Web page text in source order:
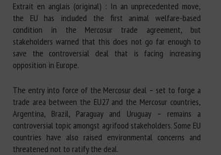
Extrait en anglais (original) : In an unprecedented move,
the EU has included the first animal welfare-based
condition in the Mercosur trade agreement, but
stakeholders warned that this does not go far enough to
save the controversial deal that is facing increasing
opposition in Europe.
The entry into force of the Mercosur deal – set to forge a
trade area between the EU27 and the Mercosur countries,
Argentina, Brazil, Paraguay and Uruguay – remains a
controversial topic amongst agrifood stakeholders. Some EU
countries have also raised environmental concerns and
threatened not to ratify the deal.